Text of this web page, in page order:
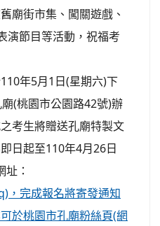
廟街市集、闖關遊戲、
演節目等活動，祝福考
年5月1日(星期六)下
(桃園市公園路42號)辦
考生將贈送孔廟特製文
日起至110年4月26日
：
完成報名將寄發通知
於桃園市孔廟粉絲頁(網